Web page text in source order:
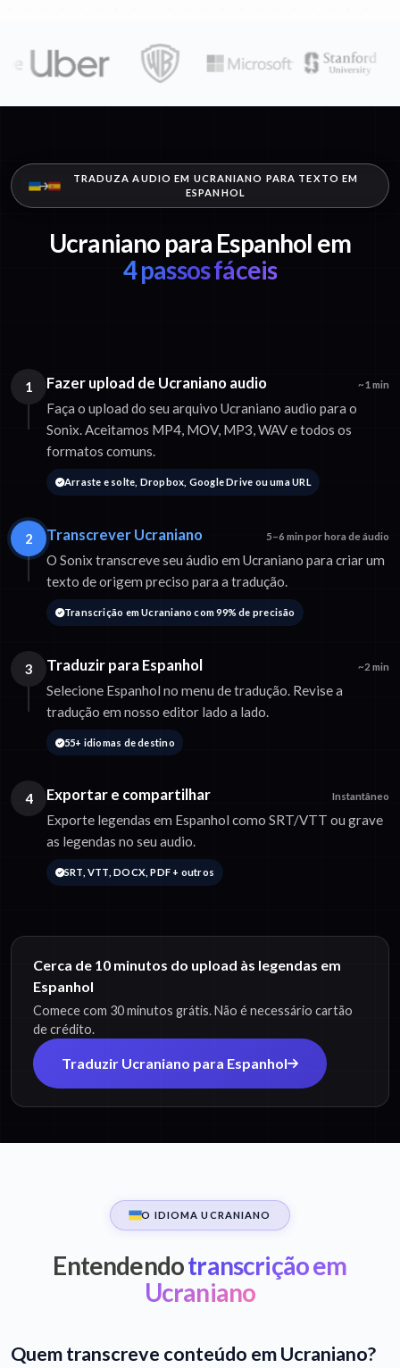
TRADUZA AUDIO EM UCRANIANO PARA TEXTO EM
ESPANHOL
Ucraniano para Espanhol em
4 passos fáceis
1 Fazer upload de Ucraniano audio ~1 min
Faça o upload do seu arquivo Ucraniano audio para o
Sonix. Aceitamos MP4, MOV, MP3, WAV e todos os
formatos comuns.
Arraste e solte, Dropbox, Google Drive ou uma URL
2 Transcrever Ucraniano 5–6 min por hora de áudio
O Sonix transcreve seu áudio em Ucraniano para criar um
texto de origem preciso para a tradução.
Transcrição em Ucraniano com 99% de precisão
3 Traduzir para Espanhol ~2 min
Selecione Espanhol no menu de tradução. Revise a
tradução em nosso editor lado a lado.
55+ idiomas de destino
4 Exportar e compartilhar Instantâneo
Exporte legendas em Espanhol como SRT/VTT ou grave
as legendas no seu audio.
SRT, VTT, DOCX, PDF + outros
Cerca de 10 minutos do upload às legendas em
Espanhol
Comece com 30 minutos grátis. Não é necessário cartão
de crédito.
Traduzir Ucraniano para Espanhol
O IDIOMA UCRANIANO
Entendendotranscrição em
Ucraniano
Quem transcreve conteúdo em Ucraniano?